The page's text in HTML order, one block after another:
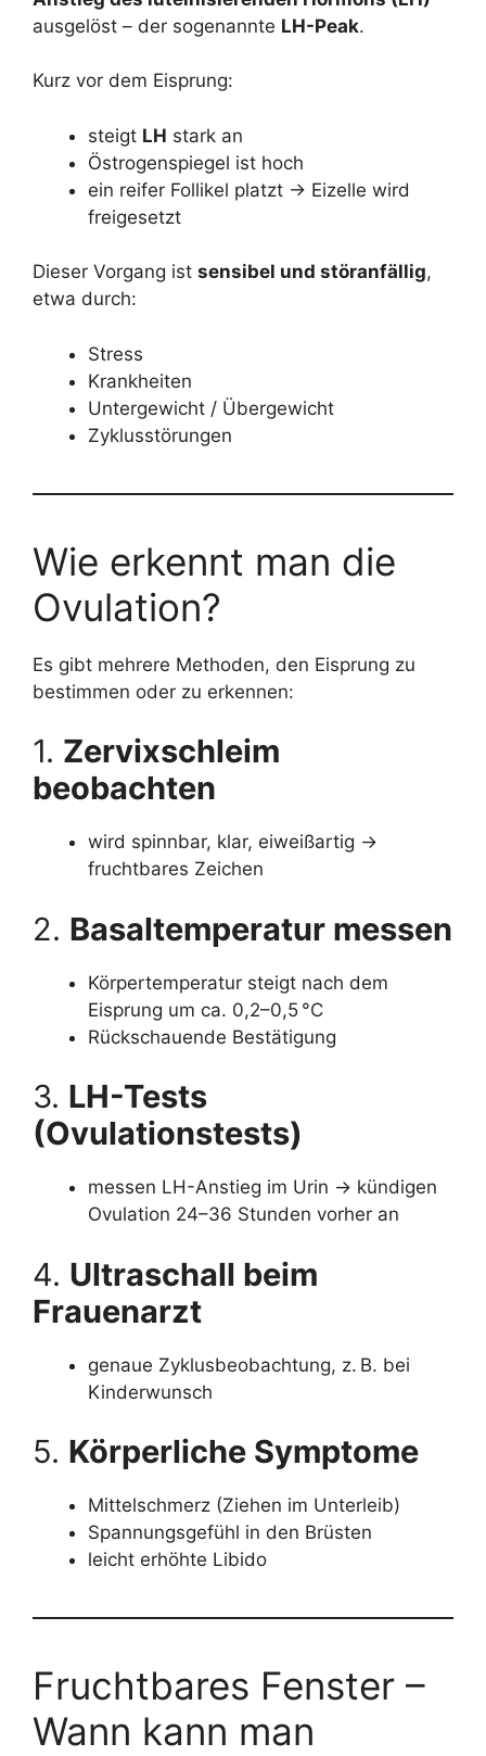
ausgelöst – der sogenannte LH-Peak.
Kurz vor dem Eisprung:
steigt LH stark an
Östrogenspiegel ist hoch
ein reifer Follikel platzt → Eizelle wird
freigesetzt
Dieser Vorgang ist sensibel und störanfällig,
etwa durch:
Stress
Krankheiten
Untergewicht / Übergewicht
Zyklusstörungen
Wie erkennt man die
Ovulation?
Es gibt mehrere Methoden, den Eisprung zu
bestimmen oder zu erkennen:
1. Zervixschleim
beobachten
wird spinnbar, klar, eiweißartig →
fruchtbares Zeichen
2. Basaltemperatur messen
Körpertemperatur steigt nach dem
Eisprung um ca. 0,2–0,5 °C
Rückschauende Bestätigung
3. LH-Tests
(Ovulationstests)
messen LH-Anstieg im Urin → kündigen
Ovulation 24–36 Stunden vorher an
4. Ultraschall beim
Frauenarzt
genaue Zyklusbeobachtung, z. B. bei
Kinderwunsch
5. Körperliche Symptome
Mittelschmerz (Ziehen im Unterleib)
Spannungsgefühl in den Brüsten
leicht erhöhte Libido
Fruchtbares Fenster –
Wann kann man